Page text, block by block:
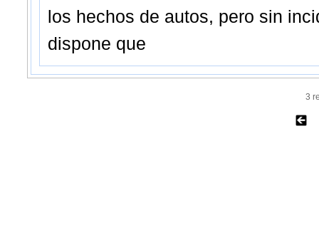
los hechos de autos, pero sin
dispone que
3